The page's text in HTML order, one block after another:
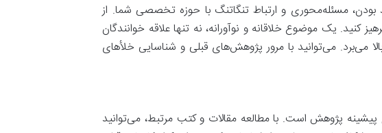
مسئله‌محوری و ارتباط تنگاتنگ با حوزه تخصصی شما. از
کنید. یک موضوع خلاقانه و نوآورانه، نه تنها علاقه خوانندگان
می‌برد. می‌توانید با مرور پژوهش‌های قبلی و شناسایی خلأهای
پژوهش است. با مطالعه مقالات و کتب مرتبط، می‌توانید